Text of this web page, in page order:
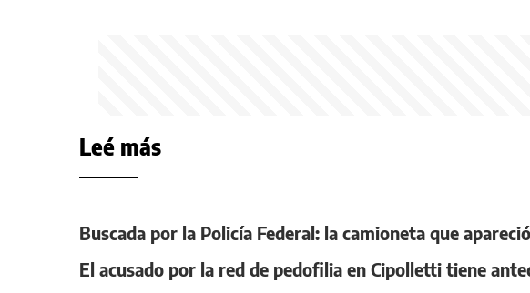
Leé más
Buscada por la Policía Federal: la camioneta que
El acusado por la red de pedofilia en Cipolletti tiene